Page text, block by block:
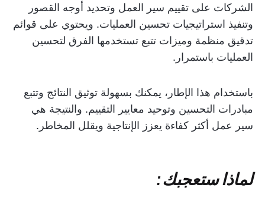
الشركات على تقييم سير العمل وتحديد أوجه القصور
وتنفيذ استراتيجيات تحسين العمليات. ويحتوي على قوائم
تدقيق منظمة وميزات تتبع تستخدمها الفرق لتحسين
العمليات باستمرار.
باستخدام هذا الإطار، يمكنك بسهولة توثيق النتائج وتتبع
مبادرات التحسين وتوحيد معايير التقييم. والنتيجة هي
سير عمل أكثر كفاءة يعزز الإنتاجية ويقلل المخاطر.
لماذا ستعجبك: